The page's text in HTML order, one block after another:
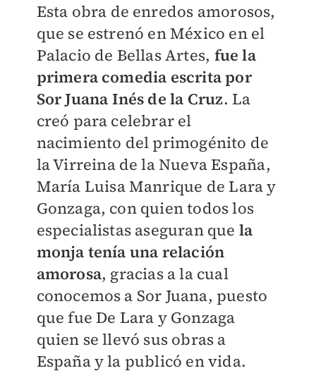
Esta obra de enredos amorosos,
que se estrenó en México en el
Palacio de Bellas Artes, fue la
primera comedia escrita por
Sor Juana Inés de la Cruz. La
creó para celebrar el
nacimiento del primogénito de
la Virreina de la Nueva España,
María Luisa Manrique de Lara y
Gonzaga, con quien todos los
especialistas aseguran que la
monja tenía una relación
amorosa, gracias a la cual
conocemos a Sor Juana, puesto
que fue De Lara y Gonzaga
quien se llevó sus obras a
España y la publicó en vida.